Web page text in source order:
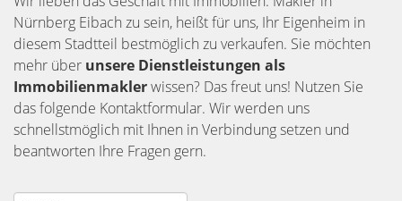
Nürnberg Eibach zu sein, heißt für uns, Ihr Eigenheim in
diesem Stadtteil bestmöglich zu verkaufen. Sie möchten
mehr über unsere Dienstleistungen als
Immobilienmaklerwissen? Das freut uns! Nutzen Sie
das folgende Kontaktformular. Wir werden uns
schnellstmöglich mit Ihnen in Verbindung setzen und
beantworten Ihre Fragen gern.